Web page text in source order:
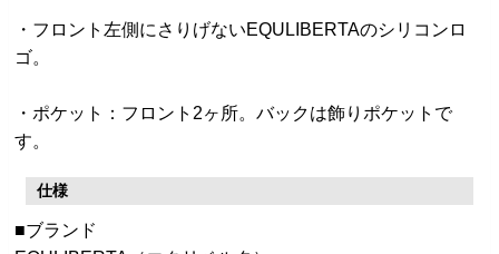
・フロント左側にさりげないEQULIBERTAのシリコンロ
ゴ。
・ポケット：フロント2ヶ所。バックは飾りポケットで
す。
仕様
■ブランド